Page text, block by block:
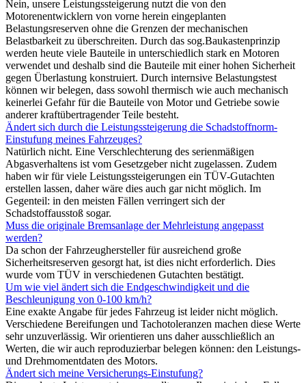
Nein, unsere Leistungssteigerung nutzt die von den
Motorenentwicklern von vorne herein eingeplanten
Belastungsreserven ohne die Grenzen der mechanischen
Belastbarkeit zu überschreiten. Durch das sog.Baukastenprinzip
werden heute viele Bauteile in unterschiedlich stark en Motoren
verwendet und deshalb sind die Bauteile mit einer hohen Sicherheit
gegen Überlastung konstruiert. Durch internsive Belastungstest
können wir belegen, dass sowohl thermisch wie auch mechanisch
keinerlei Gefahr für die Bauteile von Motor und Getriebe sowie
anderer kraftübertragender Teile besteht.
Ändert sich durch die Leistungssteigerung die Schadstoffnorm-
Einstufung meines Fahrzeuges?
Natürlich nicht. Eine Verschlechterung des serienmäßigen
Abgasverhaltens ist vom Gesetzgeber nicht zugelassen. Zudem
haben wir für viele Leistungssteigerungen ein TÜV-Gutachten
erstellen lassen, daher wäre dies auch gar nicht möglich. Im
Gegenteil: in den meisten Fällen verringert sich der
Schadstoffausstoß sogar.
Muss die originale Bremsanlage der Mehrleistung angepasst
werden?
Da schon der Fahrzeughersteller für ausreichend große
Sicherheitsreserven gesorgt hat, ist dies nicht erforderlich. Dies
wurde vom TÜV in verschiedenen Gutachten bestätigt.
Um wie viel ändert sich die Endgeschwindigkeit und die
Beschleunigung von 0-100 km/h?
Eine exakte Angabe für jedes Fahrzeug ist leider nicht möglich.
Verschiedene Bereifungen und Tachotoleranzen machen diese Werte
sehr unzuverlässig. Wir orientieren uns daher ausschließlich an
Werten, die wir auch reproduzierbar belegen können: den Leistungs-
und Drehmomentdaten des Motors.
Ändert sich meine Versicherungs-Einstufung?